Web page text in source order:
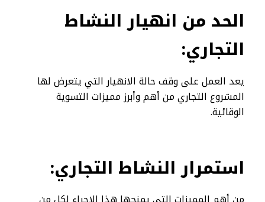
الحد من انهيار النشاط
التجاري:
يعد العمل على وقف حالة الانهيار التي يتعرض لها
المشروع التجاري من أهم وأبرز مميزات التسوية
الوقائية.
استمرار النشاط التجاري: